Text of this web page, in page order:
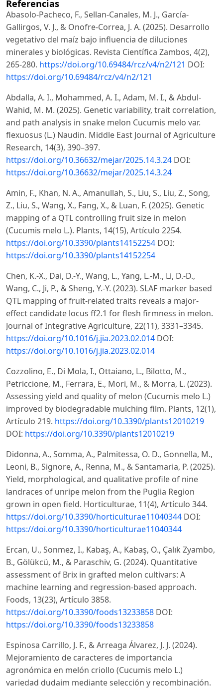
Referencias
Abasolo-Pacheco, F., Sellan-Canales, M. J., García-
Gallirgos, V. J., & Onofre-Correa, J. A. (2025). Desarrollo
vegetativo del maíz bajo influencia de diluciones
minerales y biológicas. Revista Científica Zambos, 4(2),
265-280. https://doi.org/10.69484/rcz/v4/n2/121 DOI:
https://doi.org/10.69484/rcz/v4/n2/121
Abdalla, A. I., Mohammed, A. I., Adam, M. I., & Abdul-
Wahid, M. M. (2025). Genetic variability, trait correlation,
and path analysis in snake melon Cucumis melo var.
flexuosus (L.) Naudin. Middle East Journal of Agriculture
Research, 14(3), 390–397.
https://doi.org/10.36632/mejar/2025.14.3.24 DOI:
https://doi.org/10.36632/mejar/2025.14.3.24
Amin, F., Khan, N. A., Amanullah, S., Liu, S., Liu, Z., Song,
Z., Liu, S., Wang, X., Fang, X., & Luan, F. (2025). Genetic
mapping of a QTL controlling fruit size in melon
(Cucumis melo L.). Plants, 14(15), Artículo 2254.
https://doi.org/10.3390/plants14152254 DOI:
https://doi.org/10.3390/plants14152254
Chen, K.-X., Dai, D.-Y., Wang, L., Yang, L.-M., Li, D.-D.,
Wang, C., Ji, P., & Sheng, Y.-Y. (2023). SLAF marker based
QTL mapping of fruit-related traits reveals a major-
effect candidate locus ff2.1 for flesh firmness in melon.
Journal of Integrative Agriculture, 22(11), 3331–3345.
https://doi.org/10.1016/j.jia.2023.02.014 DOI:
https://doi.org/10.1016/j.jia.2023.02.014
Cozzolino, E., Di Mola, I., Ottaiano, L., Bilotto, M.,
Petriccione, M., Ferrara, E., Mori, M., & Morra, L. (2023).
Assessing yield and quality of melon (Cucumis melo L.)
improved by biodegradable mulching film. Plants, 12(1),
Artículo 219. https://doi.org/10.3390/plants12010219
DOI: https://doi.org/10.3390/plants12010219
Didonna, A., Somma, A., Palmitessa, O. D., Gonnella, M.,
Leoni, B., Signore, A., Renna, M., & Santamaria, P. (2025).
Yield, morphological, and qualitative profile of nine
landraces of unripe melon from the Puglia Region
grown in open field. Horticulturae, 11(4), Artículo 344.
https://doi.org/10.3390/horticulturae11040344 DOI:
https://doi.org/10.3390/horticulturae11040344
Ercan, U., Sonmez, I., Kabaş, A., Kabaş, O., Çalık Zyambo,
B., Gölükcü, M., & Paraschiv, G. (2024). Quantitative
assessment of Brix in grafted melon cultivars: A
machine learning and regression-based approach.
Foods, 13(23), Artículo 3858.
https://doi.org/10.3390/foods13233858 DOI:
https://doi.org/10.3390/foods13233858
Espinosa Carrillo, J. F., & Arreaga Álvarez, J. J. (2024).
Mejoramiento de caracteres de importancia
agronómica en melón criollo (Cucumis melo L.)
variedad dudaim mediante selección y recombinación.